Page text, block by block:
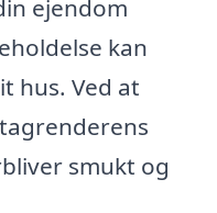
ejendom
kan
hus. Ved at
smukt og